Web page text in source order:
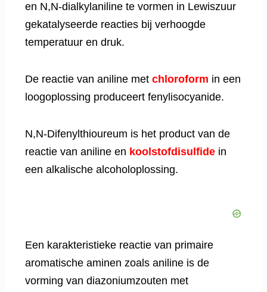
en N,N-dialkylaniline te vormen in Lewiszuur
gekatalyseerde reacties bij verhoogde
temperatuur en druk.
De reactie van aniline met chloroform in een
loogoplossing produceert fenylisocyanide.
N,N-Difenylthioureum is het product van de
reactie van aniline en koolstofdisulfide in
een alkalische alcoholoplossing.
Een karakteristieke reactie van primaire
aromatische aminen zoals aniline is de
vorming van diazoniumzouten met